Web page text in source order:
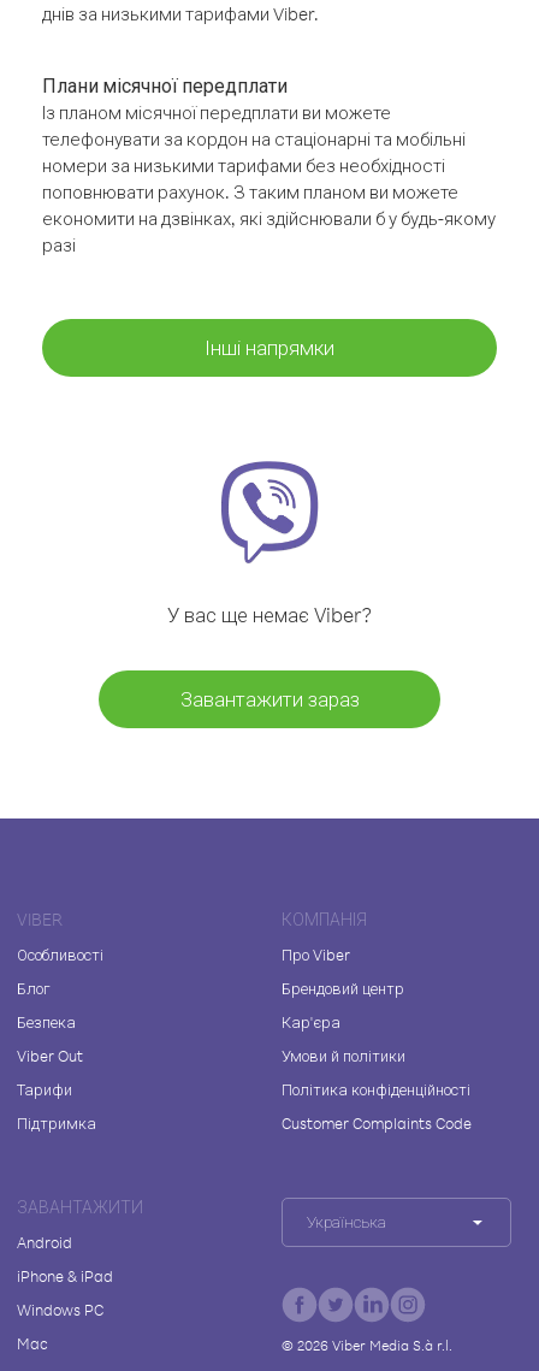
днів за низькими тарифами Viber.
Плани місячної передплати
Із планом місячної передплати ви можете
телефонувати за кордон на стаціонарні та мобільні
номери за низькими тарифами без необхідності
поповнювати рахунок. З таким планом ви можете
економити на дзвінках, які здійснювали б у будь-якому
разі
Інші напрямки
У вас ще немає Viber?
Завантажити зараз
VIBER
Особливості
Блог
Безпека
Viber Out
Тарифи
Підтримка
КОМПАНІЯ
Про Viber
Брендовий центр
Кар'єра
Умови й політики
Політика конфіденційності
Customer Complaints Code
ЗАВАНТАЖИТИ
Android
iPhone & iPad
Windows PC
Mac
Українська
© 2026Viber Media S.à r.l.